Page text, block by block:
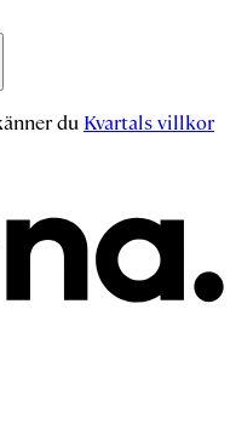
du Kvartals villkor